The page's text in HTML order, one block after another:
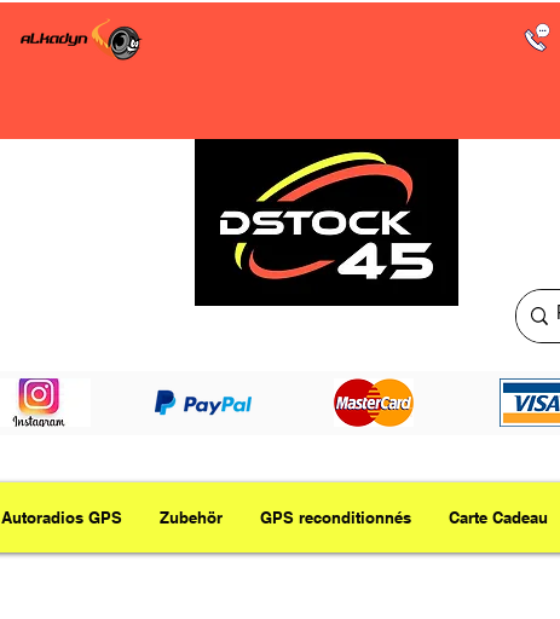
Autoradios GPS Zubehör GPS reconditionnés Carte Cadeau